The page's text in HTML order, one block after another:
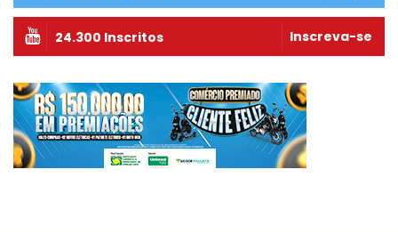
24.300 Inscritos Inscreva-se